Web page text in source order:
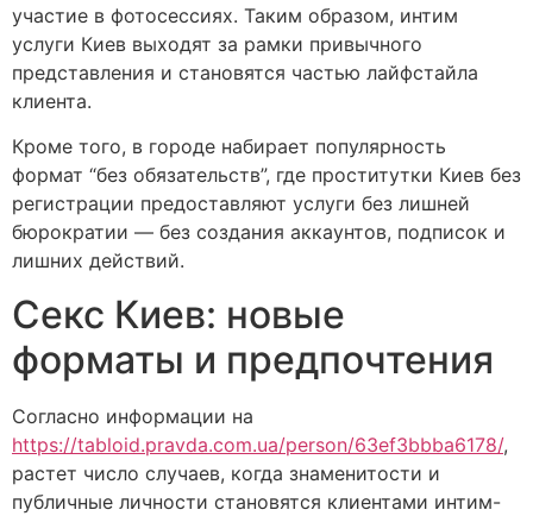
участие в фотосессиях. Таким образом, интим
услуги Киев выходят за рамки привычного
представления и становятся частью лайфстайла
клиента.
Кроме того, в городе набирает популярность
формат “без обязательств”, где проститутки Киев без
регистрации предоставляют услуги без лишней
бюрократии — без создания аккаунтов, подписок и
лишних действий.
Секс Киев: новые
форматы и предпочтения
Согласно информации на
https://tabloid.pravda.com.ua/person/63ef3bbba6178/,
растет число случаев, когда знаменитости и
публичные личности становятся клиентами интим-